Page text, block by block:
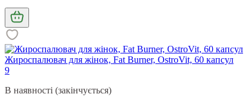
Жироспалювач для жінок, Fat Burner, OstroVit, 60 капсул
9
В наявності (закінчується)